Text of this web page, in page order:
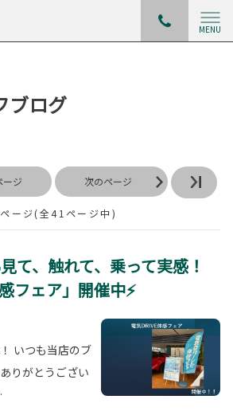
MENU
ブログ
ージ 次のページ
ージ(全41ページ中)
て、触れて、乗って実感！
フェア」開催中⚡
いつも当店のブ
りがとうござい